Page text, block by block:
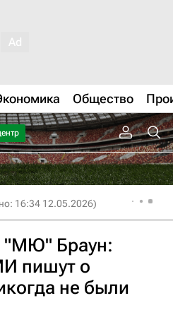
Общество
16:34 12.05.2026)
"МЮ" Браун:
пишут о
не были